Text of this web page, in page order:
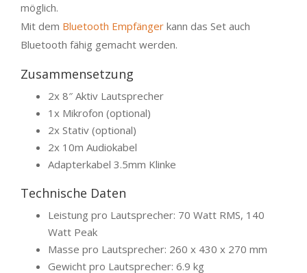
möglich.
Mit dem Bluetooth Empfänger kann das Set auch
Bluetooth fähig gemacht werden.
Zusammensetzung
2x 8″ Aktiv Lautsprecher
1x Mikrofon (optional)
2x Stativ (optional)
2x 10m Audiokabel
Adapterkabel 3.5mm Klinke
Technische Daten
Leistung pro Lautsprecher: 70 Watt RMS, 140
Watt Peak
Masse pro Lautsprecher: 260 x 430 x 270 mm
Gewicht pro Lautsprecher: 6.9 kg